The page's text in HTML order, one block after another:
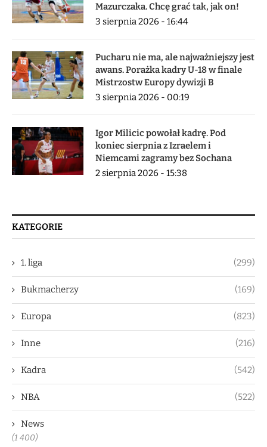
Mazurczaka. Chcę grać tak, jak on!
3 sierpnia 2026 - 16:44
Pucharu nie ma, ale najważniejszy jest
awans. Porażka kadry U-18 w finale
Mistrzostw Europy dywizji B
3 sierpnia 2026 - 00:19
Igor Milicic powołał kadrę. Pod
koniec sierpnia z Izraelem i
Niemcami zagramy bez Sochana
2 sierpnia 2026 - 15:38
KATEGORIE
1. liga (299)
Bukmacherzy (169)
Europa (823)
Inne (216)
Kadra (542)
NBA (522)
News
(1 400)